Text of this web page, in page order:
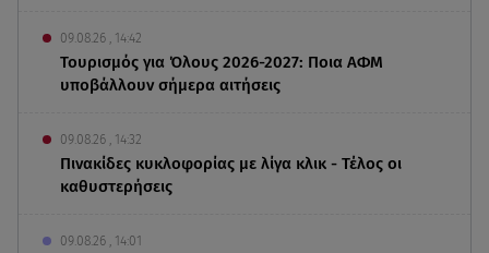
09.08.26 , 14:42
Τουρισμός για Όλους 2026-2027: Ποια ΑΦΜ
υποβάλλουν σήμερα αιτήσεις
09.08.26 , 14:32
Πινακίδες κυκλοφορίας με λίγα κλικ - Τέλος οι
καθυστερήσεις
09.08.26 , 14:01